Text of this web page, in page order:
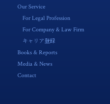
Our Service
For Legal Profession
For Company & Law Firm
キャリア登録
Books & Reports
Media & News
Contact